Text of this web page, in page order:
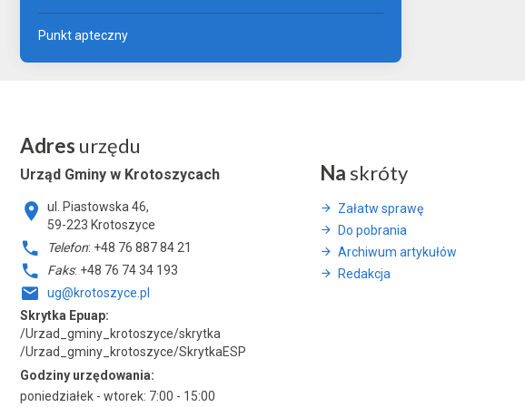
Punkt apteczny
Adres urzędu
Urząd Gminy w Krotoszycach
ul. Piastowska 46,
59-223 Krotoszyce
Telefon: +48 76 887 84 21
Faks: +48 76 74 34 193
ug@krotoszyce.pl
Skrytka Epuap:
/Urzad_gminy_krotoszyce/skrytka
/Urzad_gminy_krotoszyce/SkrytkaESP
Godziny urzędowania:
poniedziałek - wtorek: 7:00 - 15:00
Na skróty
Załatw sprawę
Do pobrania
Archiwum artykułów
Redakcja